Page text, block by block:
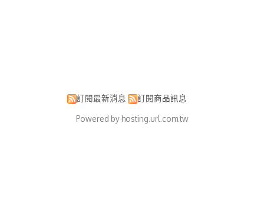
訂閱最新消息 訂閱商品訊息
Powered by hosting.url.com.tw